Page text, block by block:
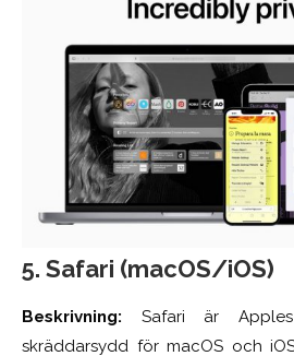
5. Safari (macOS/iOS)
Beskrivning: Safari är Apples
skräddarsydd för macOS och